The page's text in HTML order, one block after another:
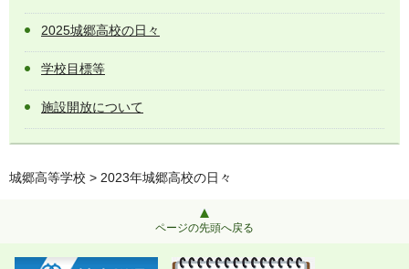
2025城郷高校の日々
学校目標等
施設開放について
城郷高等学校 > 2023年城郷高校の日々
ページの先頭へ戻る